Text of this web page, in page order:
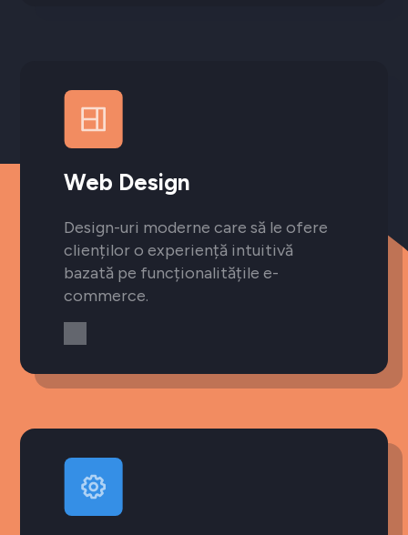
Web Design
Design-uri moderne care să le ofere
clienților o experiență intuitivă
bazată pe funcționalitățile e-
commerce.